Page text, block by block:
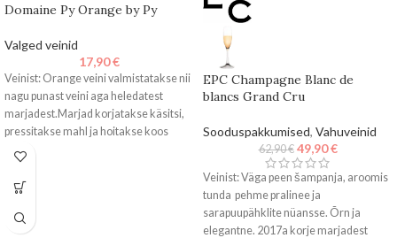
Domaine Py Orange by Py
Valged veinid
17,90€
Veinist: Orange veini valmistatakse nii
nagu punast veini aga heledatest
marjadest.Marjad korjatakse käsitsi,
pressitakse mahl ja hoitakse koos
kestadega 12 päeva,
EPC Champagne Blanc de
blancs Grand Cru
Sooduspakkumised, Vahuveinid
62,90€ 49,90€
Veinist: Väga peen šampanja, aroomis
tunda pehme pralinee ja
sarapuupähklite nüansse. Õrn ja
elegantne. 2017a korje marjadest